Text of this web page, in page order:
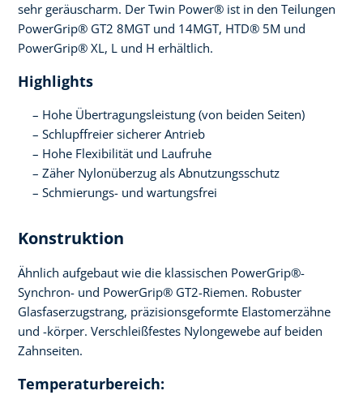
sehr geräuscharm. Der Twin Power® ist in den Teilungen
PowerGrip® GT2 8MGT und 14MGT, HTD® 5M und
PowerGrip® XL, L und H erhältlich.
Highlights
Hohe Übertragungsleistung (von beiden Seiten)
Schlupffreier sicherer Antrieb
Hohe Flexibilität und Laufruhe
Zäher Nylonüberzug als Abnutzungsschutz
Schmierungs- und wartungsfrei
Konstruktion
Ähnlich aufgebaut wie die klassischen PowerGrip®-
Synchron- und PowerGrip® GT2-Riemen. Robuster
Glasfaserzugstrang, präzisionsgeformte Elastomerzähne
und -körper. Verschleißfestes Nylongewebe auf beiden
Zahnseiten.
Temperaturbereich: